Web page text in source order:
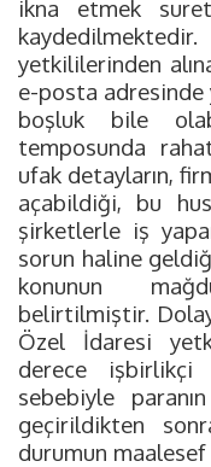
ikna etmek
yetkililerinden
e-posta adresinde
boşluk bile
temposunda
ufak detayların,
açabildiği, bu
şirketlerle iş
sorun haline
konunun
belirtilmiştir.
Özel İdaresi
derece işbirlikçi
sebebiyle
geçirildikten
durumun